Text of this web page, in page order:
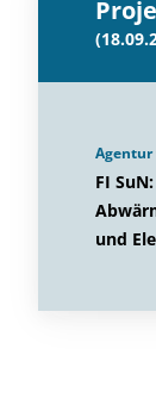
Agentur
FI
und